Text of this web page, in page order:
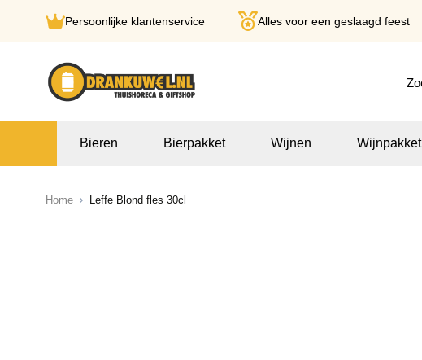
Persoonlijke klantenservice Alles voor een geslaagd feest
Bieren Bierpakket Wijnen Wijnpakket
Home Leffe Blond fles 30cl